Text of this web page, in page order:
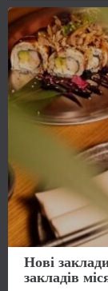
Нові
закладів